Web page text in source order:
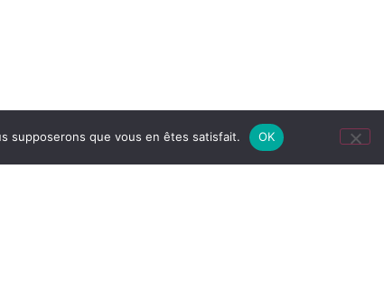
supposerons que vous en êtes satisfait. OK